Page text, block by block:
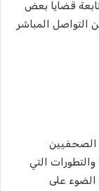
قضايا بعض
التواصل المباشر
الصحفيين
التي
الضوء على